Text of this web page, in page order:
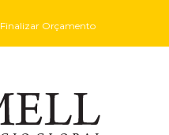
Finalizar Orçamento